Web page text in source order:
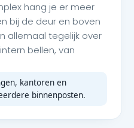
hang je er meer
bij de deur en boven
allemaal tegelijk over
bellen, van
kantoren en
binnenposten.